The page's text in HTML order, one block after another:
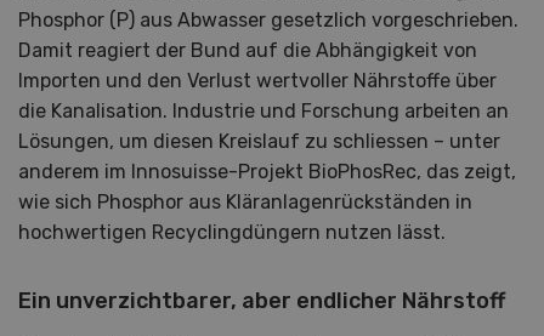
Phosphor (P) aus Abwasser gesetzlich vorgeschrieben.
Damit reagiert der Bund auf die Abhängigkeit von
Importen und den Verlust wertvoller Nährstoffe über
die Kanalisation. Industrie und Forschung arbeiten an
Lösungen, um diesen Kreislauf zu schliessen – unter
anderem im Innosuisse-Projekt BioPhosRec, das zeigt,
wie sich Phosphor aus Kläranlagenrückständen in
hochwertigen Recyclingdüngern nutzen lässt.
Ein unverzichtbarer, aber endlicher Nährstoff